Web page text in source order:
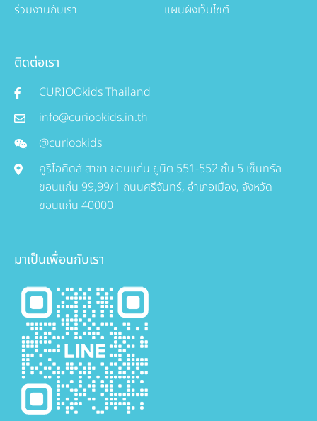
ร่วมงานกับเรา
แผนผังเว็บไซต์
ติดต่อเรา
CURIOOkids Thailand
info@curiookids.in.th
@curiookids
คูริโอคิดส์ สาขา ขอนแก่น ยูนิต 551-552 ชั้น 5 เซ็นทรัล
ขอนแก่น 99,99/1 ถนนศรีจันทร์, อำเภอเมือง, จังหวัด
ขอนแก่น 40000
มาเป็นเพื่อนกับเรา